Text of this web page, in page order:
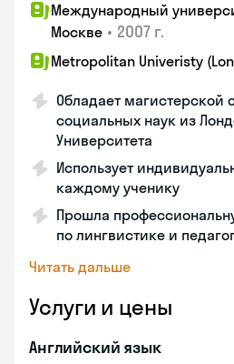
Международный
Москве • 2007 г.
Metropolitan Univeristy
Обладает магистерской
социальных наук из
Университета
Использует
каждому ученику
Прошла
по лингвистике и
Читать дальше
Услуги и цены
Английский язык